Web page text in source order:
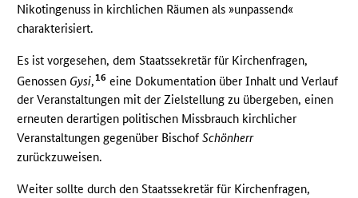
Nikotingenuss in kirchlichen Räumen als »unpassend«
charakterisiert.
Es ist vorgesehen, dem Staatssekretär für Kirchenfragen,
Genossen Gysi,16 eine Dokumentation über Inhalt und Verlauf
der Veranstaltungen mit der Zielstellung zu übergeben, einen
erneuten derartigen politischen Missbrauch kirchlicher
Veranstaltungen gegenüber BischofSchönherr
zurückzuweisen.
Weiter sollte durch den Staatssekretär für Kirchenfragen,